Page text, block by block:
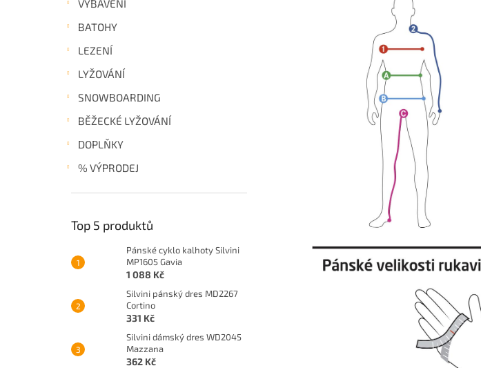
VYBAVENÍ
BATOHY
LEZENÍ
LYŽOVÁNÍ
SNOWBOARDING
BĚŽECKÉ LYŽOVÁNÍ
DOPLŇKY
% VÝPRODEJ
Top 5 produktů
Pánské cyklo kalhoty Silvini
MP1605 Gavia
1 088 Kč
Silvini pánský dres MD2267
Cortino
331 Kč
Silvini dámský dres WD2045
Mazzana
362 Kč